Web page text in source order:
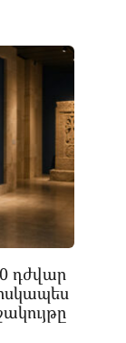
դժվար